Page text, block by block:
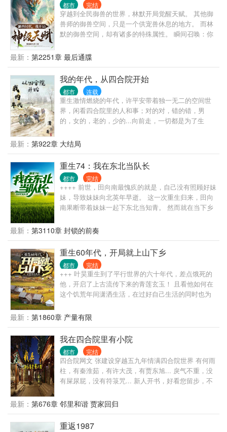
都市 完结
穿越到全民御兽的世界，林默开局觉醒天赋。 其他御
兽师的御兽空间，只是一个供宠兽休息的地方。 而林
默的御兽空间，却有诸多的特殊属性。 瞬间召唤：你
宠兽等级有点低？没关系，分分钟让它变神兽。 负面
状态清除：中毒了没法战斗？来来来，到御兽空间逛
一圈，出来又是一条好汉，不……好兽！ 除此之外，
还有高速成长、血脉洗礼……等等等等。 若干年后，
看着林默身边围绕的一众神级宠兽，所有人的世界观
瞬间崩塌了。 一个人带一群神兽，林默你简直不当人
啊！ 林默微微一笑：“没办法，谁让老子的背后是地球
呢。”
最新： 第2251章 最后通牒
我的年代，从四合院开始
都市 连载
重生激情燃烧的年代，许平安带着独一无二的空间世
界，闲看四合院里的人和事；对的对，错的错，男
的，女的，老的，少的...向前走，一切都是为了生
最新： 第922章 大结局
重生74：我在东北当队长
都市 完结
++++ 前世，田向南最愧疚的就是，自己没有照顾好妹
妹，导致妹妹向北英年早逝。 这一次重生归来，田向
南果断带着妹妹一起下东北当知青。 然而就在当下乡
去打猎，我有自制的神奇巫水，不但能养殖，各种猎
物自己送上门。 缺钱了，培育各种药材回购给供销
社，换钱换粮换百货...... 村里的极品人渣想要找麻
烦......？ 来来来！让你们见识一下MMA联盟荣誉会员
的含金量........！
最新： 第3110章 封锁的前奏
重生60年代，开局就上山下乡
都市 完结
+++ 叶昊重生到了平行世界的六十年代，差点饿死的
他，开启了上古流传下来的青莲玄玉！ 且看他如何在
这个饥荒年间潇洒生活，在过好自己生活的同时也为
狼，挨饿，没有人情世故，请划走，本书不适合。穿
越回去不是挨饿的，也不是让主角玩单机）
最新： 第1860章 产量有限
我在四合院里有小院
都市 完结
四合院网文 张建设穿越五九年情满四合院世界 有何雨
柱，有秦淮茹，有许大茂，有贾东旭... 戾气不重，没
有屎尿屁，没有符箓咒... 新人开书，好看您留步，不
最新： 第676章 邻里和谐 贾家回归
重返1987